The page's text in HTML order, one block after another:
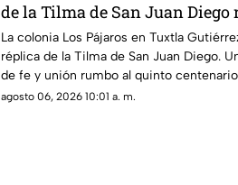
de la Tilma de San Juan Diego
los 500 años de las apariciones
guadalupanas
La colonia Los Pájaros en Tuxtla
réplica de la Tilma de San Juan Diego.
de fe y unión rumbo al quinto centenario
guadalupano.
agosto 06, 2026 10:01 a. m.